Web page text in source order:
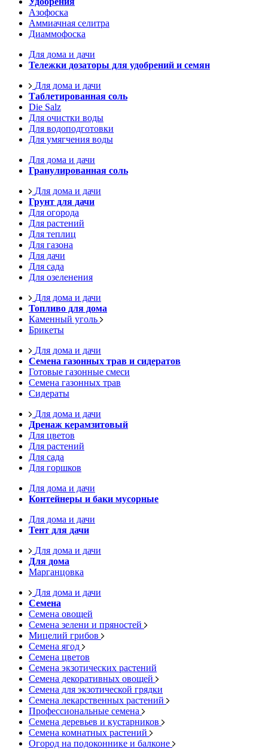
Азофоска
Аммиачная селитра
Диаммофоска
Для дома и дачи
Тележки дозаторы для удобрений и семян
Для дома и дачи
Таблетированная соль
Die Salz
Для очистки воды
Для водоподготовки
Для умягчения воды
Для дома и дачи
Гранулированная соль
Для дома и дачи
Грунт для дачи
Для огорода
Для растений
Для теплиц
Для газона
Для дачи
Для сада
Для озеленения
Для дома и дачи
Топливо для дома
Каменный уголь
Брикеты
Для дома и дачи
Семена газонных трав и сидератов
Готовые газонные смеси
Семена газонных трав
Сидераты
Для дома и дачи
Дренаж керамзитовый
Для цветов
Для растений
Для сада
Для горшков
Для дома и дачи
Контейнеры и баки мусорные
Для дома и дачи
Тент для дачи
Для дома и дачи
Для дома
Марганцовка
Для дома и дачи
Семена
Семена овощей
Семена зелени и пряностей
Мицелий грибов
Семена ягод
Семена цветов
Семена экзотических растений
Семена декоративных овощей
Семена для экзотической грядки
Семена лекарственных растений
Профессиональные семена
Семена деревьев и кустарников
Семена комнатных растений
Огород на подоконнике и балконе